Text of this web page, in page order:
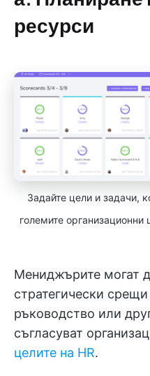
ресурси
Задайте цели и задачи,
големите организационни
Мениджърите могат
стратегически
ръководство или
съгласуват
целите на HR.